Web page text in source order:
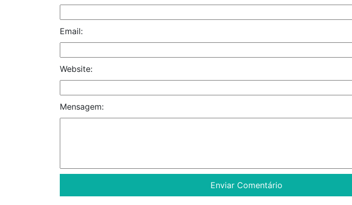
Email:
Website:
Mensagem: